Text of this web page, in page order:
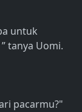
untuk
tanya Uomi.
pacarmu?"